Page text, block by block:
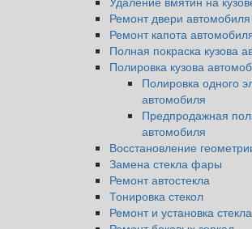
Ремонт двери автомобиля
Ремонт капота
Полная покраска кузова
Полировка кузова
Полировка одного
автомобиля
Предпродажная
автомобиля
Восстановление
Замена стекла фары
Ремонт автостекла
Тонировка стекол
Ремонт и установка